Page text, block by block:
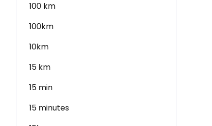
100 km
100km
10km
15 km
15 min
15 minutes